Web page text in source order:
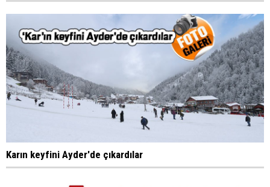
Karın keyfini Ayder'de çıkardılar